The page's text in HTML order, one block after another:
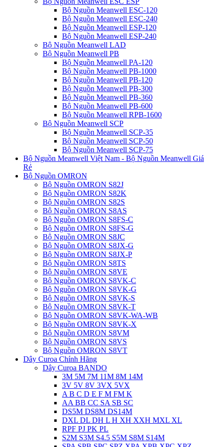
Bộ Nguồn Meanwell ESC-120
Bộ Nguồn Meanwell ESC-240
Bộ Nguồn Meanwell ESP-120
Bộ Nguồn Meanwell ESP-240
Bộ Nguồn Meanwell LAD
Bộ Nguồn Meanwell PB
Bộ Nguồn Meanwell PA-120
Bộ Nguồn Meanwell PB-1000
Bộ Nguồn Meanwell PB-120
Bộ Nguồn Meanwell PB-300
Bộ Nguồn Meanwell PB-360
Bộ Nguồn Meanwell PB-600
Bộ Nguồn Meanwell RPB-1600
Bộ Nguồn Meanwell SCP
Bộ Nguồn Meanwell SCP-35
Bộ Nguồn Meanwell SCP-50
Bộ Nguồn Meanwell SCP-75
Bộ Nguồn Meanwell Việt Nam - Bộ Nguồn Meanwell Giá
Rẻ
Bộ Nguồn OMRON
Bộ Nguồn OMRON S82J
Bộ Nguồn OMRON S82K
Bộ Nguồn OMRON S82S
Bộ Nguồn OMRON S8AS
Bộ Nguồn OMRON S8FS-C
Bộ Nguồn OMRON S8FS-G
Bộ Nguồn OMRON S8JC
Bộ Nguồn OMRON S8JX-G
Bộ Nguồn OMRON S8JX-P
Bộ Nguồn OMRON S8TS
Bộ Nguồn OMRON S8VE
Bộ Nguồn OMRON S8VK-C
Bộ Nguồn OMRON S8VK-G
Bộ Nguồn OMRON S8VK-S
Bộ Nguồn OMRON S8VK-T
Bộ Nguồn OMRON S8VK-WA-WB
Bộ Nguồn OMRON S8VK-X
Bộ Nguồn OMRON S8VM
Bộ Nguồn OMRON S8VS
Bộ Nguồn OMRON S8VT
Dây Curoa Chính Hãng
Dây Curoa BANDO
3M 5M 7M 11M 8M 14M
3V 5V 8V 3VX 5VX
A B C D E F M FM K
AA BB CC SA SB SC
DS5M DS8M DS14M
DXL DL DH L H XH XXH MXL XL
RPF PJ PK PL
S2M S3M S4.5 S5M S8M S14M